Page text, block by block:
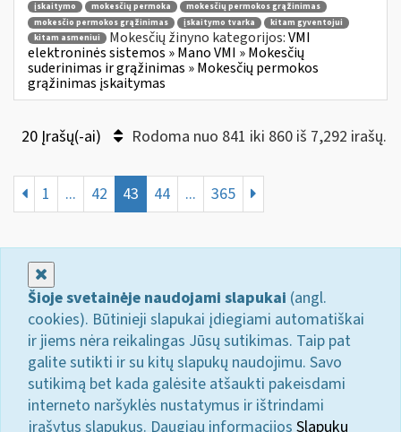
įskaitymo mokesčių permoka
mokesčių permokos grąžinimas
mokesčio permokos grąžinimas
įskaitymo tvarka
kitam gyventojui
kitam asmeniui
Mokesčių žinyno kategorijos:VMI
elektroninės sistemos » Mano VMI » Mokesčių
suderinimas ir grąžinimas » Mokesčių permokos
grąžinimas įskaitymas
20 Įrašų(-ai) Rodoma nuo 841 iki 860 iš 7,292 irašų.
1 ... 42 43 44 ... 365
Šioje svetainėje naudojami slapukai (angl.
cookies). Būtinieji slapukai įdiegiami automatiškai
ir jiems nėra reikalingas Jūsų sutikimas. Taip pat
galite sutikti ir su kitų slapukų naudojimu. Savo
sutikimą bet kada galėsite atšaukti pakeisdami
interneto naršyklės nustatymus ir ištrindami
įrašytus slapukus. Daugiau informacijos Slapukų